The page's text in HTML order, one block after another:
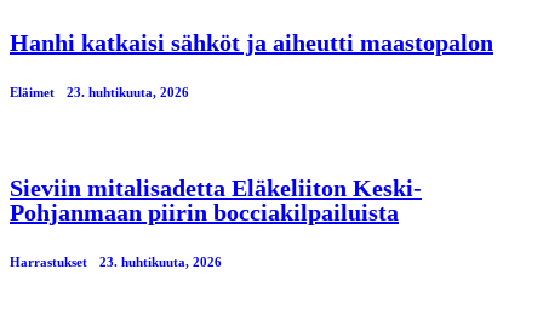
Hanhi katkaisi sähköt ja aiheutti maastopalon
Eläimet 23. huhtikuuta, 2026
Sieviin mitalisadetta Eläkeliiton Keski-
Pohjanmaan piirin bocciakilpailuista
Harrastukset 23. huhtikuuta, 2026